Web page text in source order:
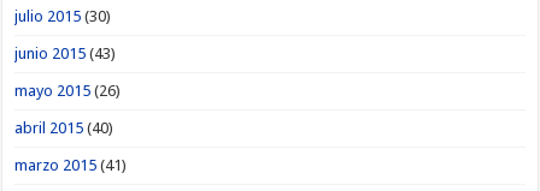
julio 2015 (30)
junio 2015 (43)
mayo 2015 (26)
abril 2015 (40)
marzo 2015 (41)